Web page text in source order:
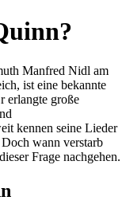
Manfred Nidl am
ist eine bekannte
erlangte große
kennen seine Lieder
wann verstarb
Frage nachgehen.